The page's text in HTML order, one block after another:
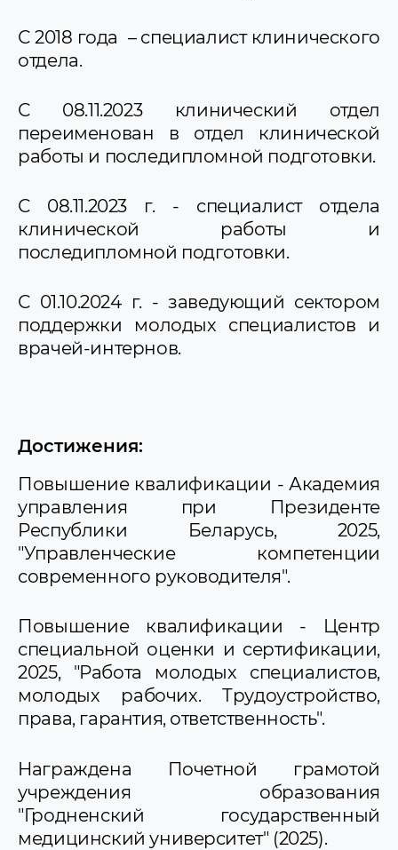
С 2018 года – специалист клинического
отдела.
С 08.11.2023 клинический отдел
переименован в отдел клинической
работы и последипломной подготовки.
С 08.11.2023 г. - специалист отдела
клинической работы и
последипломной подготовки.
С 01.10.2024 г. - заведующий сектором
поддержки молодых специалистов и
врачей-интернов.
Достижения:
Повышение квалификации - Академия
управления при Президенте
Республики Беларусь, 2025,
"Управленческие компетенции
современного руководителя".
Повышение квалификации - Центр
специальной оценки и сертификации,
2025, "Работа молодых специалистов,
молодых рабочих. Трудоустройство,
права, гарантия, ответственность".
Награждена Почетной грамотой
учреждения образования
"Гродненский государственный
медицинский университет" (2025).